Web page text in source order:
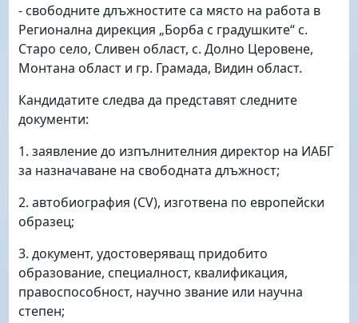
- свободните длъжностите са място на работа в
Регионална дирекция „Борба с градушките“ с.
Старо село, Сливен област, с. Долно Церовене,
Монтана област и гр. Грамада, Видин област.
Кандидатите следва да представят следните
документи:
1. заявление до изпълнителния директор на ИАБГ
за назначаване на свободната длъжност;
2. автобиография (CV), изготвена по европейски
образец;
3. документ, удостоверяващ придобито
образование, специалност, квалификация,
правоспособност, научно звание или научна
степен;